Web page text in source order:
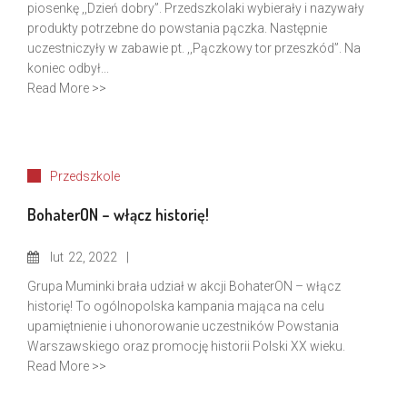
piosenkę ,,Dzień dobry”. Przedszkolaki wybierały i nazywały
produkty potrzebne do powstania pączka. Następnie
uczestniczyły w zabawie pt. ,,Pączkowy tor przeszkód”. Na
koniec odbył...
Read More >>
Przedszkole
BohaterON – włącz historię!
lut 22, 2022
Grupa Muminki brała udział w akcji BohaterON – włącz
historię! To ogólnopolska kampania mająca na celu
upamiętnienie i uhonorowanie uczestników Powstania
Warszawskiego oraz promocję historii Polski XX wieku.
Read More >>